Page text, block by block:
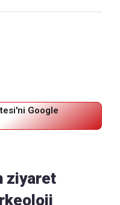
Google
ziyaret